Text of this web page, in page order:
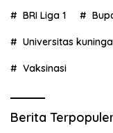
BRI Liga 1
Universitas
Vaksinasi
Berita